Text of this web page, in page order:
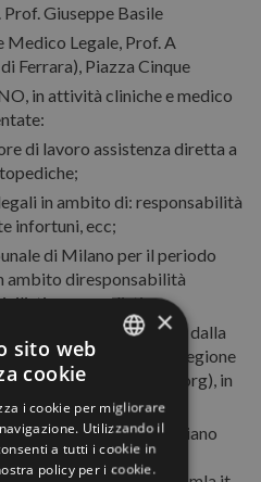
Giuseppe Basile
Legale, Prof. A
Ferrara), Piazza Cinque
in attività cliniche e medico
di lavoro assistenza diretta a
in ambito di: responsabilità
infortuni, ecc;
di Milano per il periodo
ambito diresponsabilità
e penalistico;
organizzati dalla
e Psichiat ria della Regione
in
del Sindacato Italiano
e delle Assicurazioni
ENGLISH
GERMAN
×
sito web
cookie
i cookie per migliorare
Utilizzando il
a tutti i cookie in
policy per i cookie.